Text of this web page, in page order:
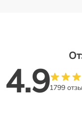
4.91799